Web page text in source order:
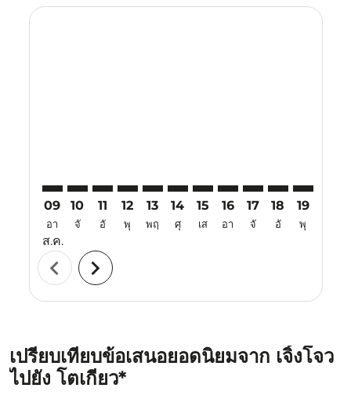
09
อา
ส.ค.
10
จั
11
อั
12
พุ
13
พฤ
14
ศุ
15
เส
16
อา
17
จั
18
อั
19
พุ
chevron_left chevron_right
เปรียบเทียบข้อเสนอยอดนิยมจาก เจิ้งโจว
ไปยัง โตเกียว*